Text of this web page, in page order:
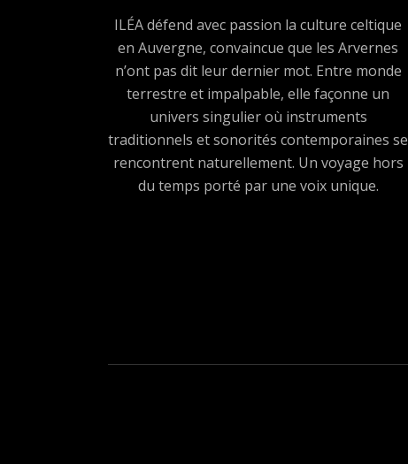
ILÉA défend avec passion la culture celtique
en Auvergne, convaincue que les Arvernes
n’ont pas dit leur dernier mot. Entre monde
terrestre et impalpable, elle façonne un
univers singulier où instruments
traditionnels et sonorités contemporaines se
rencontrent naturellement. Un voyage hors
du temps porté par une voix unique.